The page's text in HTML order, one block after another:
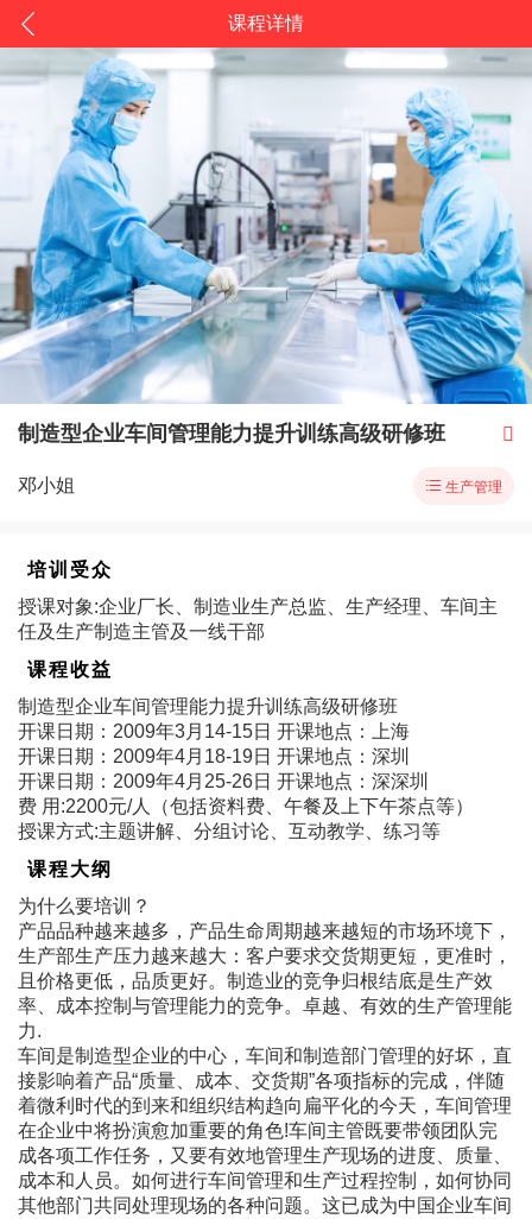
课程详情
制造型企业车间管理能力提升训练高级研修班 
邓小姐  生产管理
培训受众
授课对象:企业厂长、制造业生产总监、生产经理、车间主
任及生产制造主管及一线干部
课程收益
制造型企业车间管理能力提升训练高级研修班
开课日期：2009年3月14-15日 开课地点：上海
开课日期：2009年4月18-19日 开课地点：深圳
开课日期：2009年4月25-26日 开课地点：深深圳
费 用:2200元/人（包括资料费、午餐及上下午茶点等）
授课方式:主题讲解、分组讨论、互动教学、练习等
课程大纲
为什么要培训？
产品品种越来越多，产品生命周期越来越短的市场环境下，
生产部生产压力越来越大：客户要求交货期更短，更准时，
且价格更低，品质更好。制造业的竞争归根结底是生产效
率、成本控制与管理能力的竞争。卓越、有效的生产管理能
力.
车间是制造型企业的中心，车间和制造部门管理的好坏，直
接影响着产品“质量、成本、交货期”各项指标的完成，伴随
着微利时代的到来和组织结构趋向扁平化的今天，车间管理
在企业中将扮演愈加重要的角色!车间主管既要带领团队完
成各项工作任务，又要有效地管理生产现场的进度、质量、
成本和人员。如何进行车间管理和生产过程控制，如何协同
其他部门共同处理现场的各种问题。这已成为中国企业车间